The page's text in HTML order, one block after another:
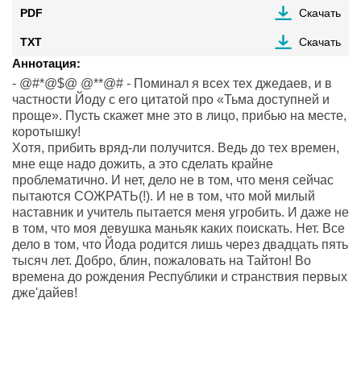
PDF Скачать
TXT Скачать
Аннотация:
- @#*@$@ @**@# - Поминал я всех тех джедаев, и в
частности Йоду с его цитатой про «Тьма доступней и
проще». Пусть скажет мне это в лицо, прибью на месте,
коротышку!
Хотя, прибить вряд-ли получится. Ведь до тех времен,
мне еще надо дожить, а это сделать крайне
проблематично. И нет, дело не в том, что меня сейчас
пытаются СОЖРАТЬ(!). И не в том, что мой милый
наставник и учитель пытается меня угробить. И даже не
в том, что моя девушка маньяк каких поискать. Нет. Все
дело в том, что Йода родится лишь через двадцать пять
тысяч лет. Добро, блин, пожаловать на Тайтон! Во
времена до рождения Республики и странствия первых
дже'дайев!